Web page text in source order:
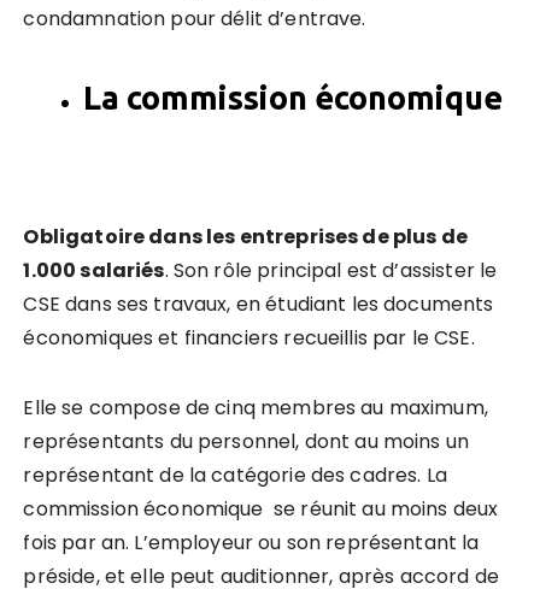
condamnation pour délit d’entrave.
La commission économique
Obligatoire dans les entreprises de plus de
1.000 salariés. Son rôle principal est d’assister le
CSE dans ses travaux, en étudiant les documents
économiques et financiers recueillis par le CSE.
Elle se compose de cinq membres au maximum,
représentants du personnel, dont au moins un
représentant de la catégorie des cadres. La
commission économique se réunit au moins deux
fois par an. L’employeur ou son représentant la
préside, et elle peut auditionner, après accord de